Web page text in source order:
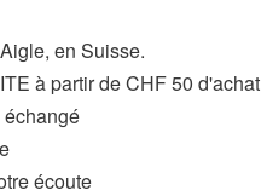
en Suisse.
à partir de CHF 50 d'achat
écoute